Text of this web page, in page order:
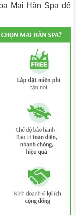
Mai Hân Spa để